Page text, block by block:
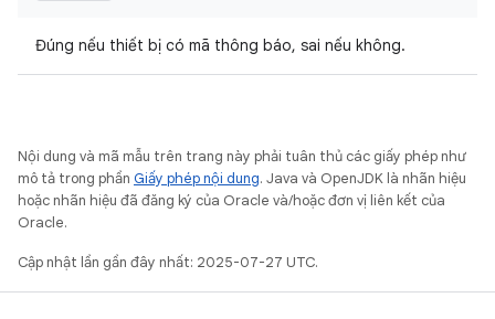
Đúng nếu thiết bị có mã thông báo, sai nếu không.
Nội dung và mã mẫu trên trang này phải tuân thủ các giấy phép như
mô tả trong phần Giấy phép nội dung. Java và OpenJDK là nhãn hiệu
hoặc nhãn hiệu đã đăng ký của Oracle và/hoặc đơn vị liên kết của
Oracle.
Cập nhật lần gần đây nhất: 2025-07-27 UTC.